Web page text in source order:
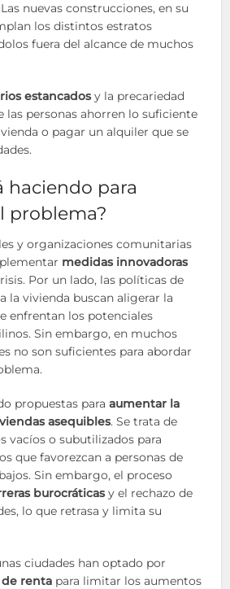
nuevas construcciones, en su
los distintos estratos
fuera del alcance de muchos
estancadosy la precariedad
las personas ahorren lo suficiente
o pagar un alquiler que se
haciendo para
problema?
y organizaciones comunitarias
medidas innovadoras
Por un lado, las políticas de
la vivienda buscan aligerar la
enfrentan los potenciales
Sin embargo, en muchos
no son suficientes para abordar
propuestas paraaumentar la
asequibles. Se trata de
vacíos o subutilizados para
que favorezcan a personas de
Sin embargo, el proceso
burocráticasy el rechazo de
lo que retrasa y limita su
ciudades han optado por
renta para limitar los aumentos